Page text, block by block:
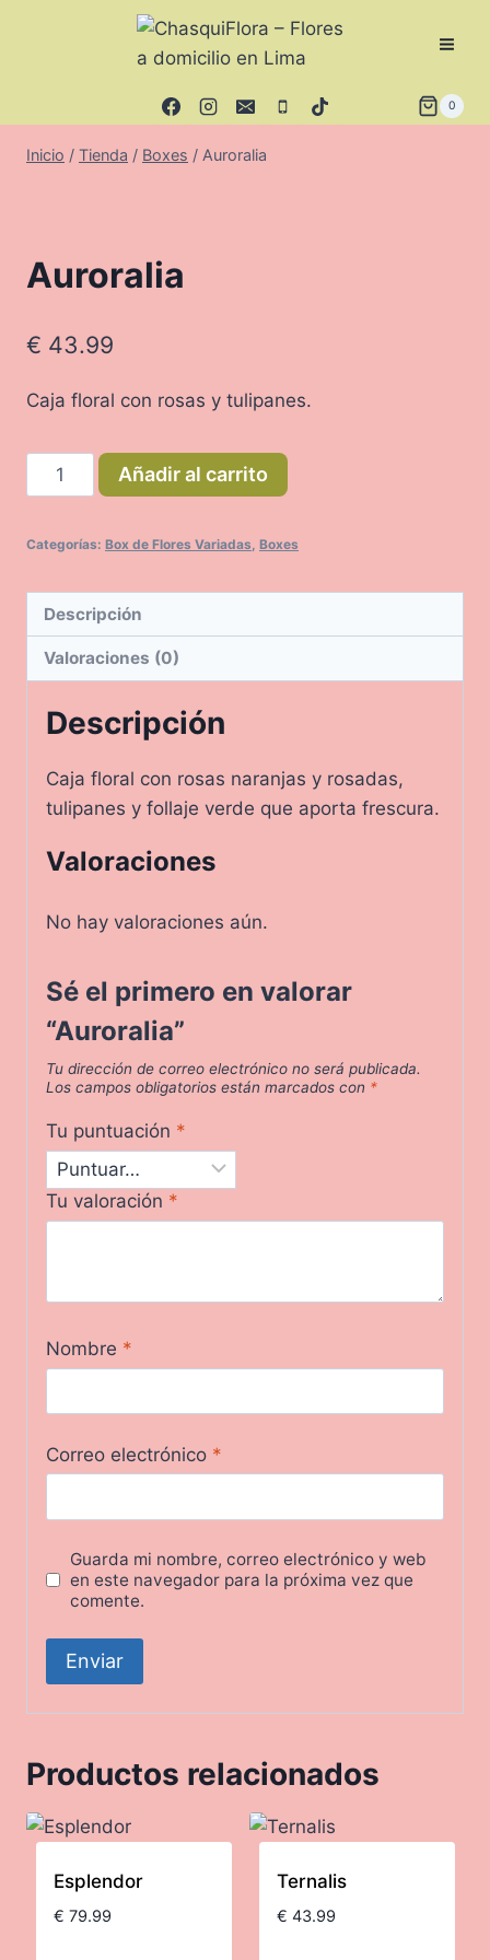
0
Inicio / Tienda / Boxes / Auroralia
Auroralia
€ 43.99
Caja floral con rosas y tulipanes.
Auroralia
cantidad
Añadir al carrito
Categorías: Box de Flores Variadas Boxes
Descripción
Valoraciones (0)
Descripción
Caja floral con rosas naranjas y rosadas,
tulipanes y follaje verde que aporta frescura.
Valoraciones
No hay valoraciones aún.
Sé el primero en valorar
“Auroralia”
Tu dirección de correo electrónico no será publicada.
Los campos obligatorios están marcados con *
Tu puntuación *
Tu valoración *
Nombre *
Correo electrónico *
Guarda mi nombre, correo electrónico y web
en este navegador para la próxima vez que
comente.
Productos relacionados
Esplendor
€ 79.99
Ternalis
€ 43.99